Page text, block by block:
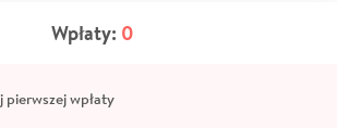
Wpłaty: 0
pierwszej wpłaty